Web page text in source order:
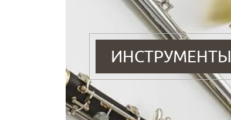
ИНСТРУМЕНТЫ